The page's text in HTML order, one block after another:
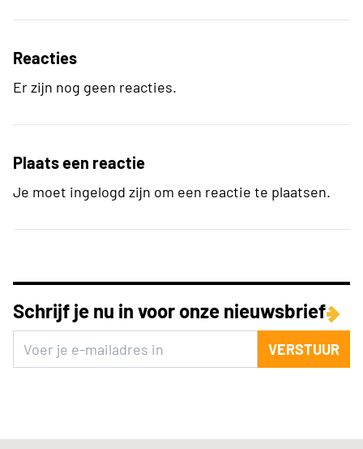
Reacties
Er zijn nog geen reacties.
Plaats een reactie
Je moet ingelogd zijn om een reactie te plaatsen.
Schrijf je nu in voor onze nieuwsbrief
VERSTUUR